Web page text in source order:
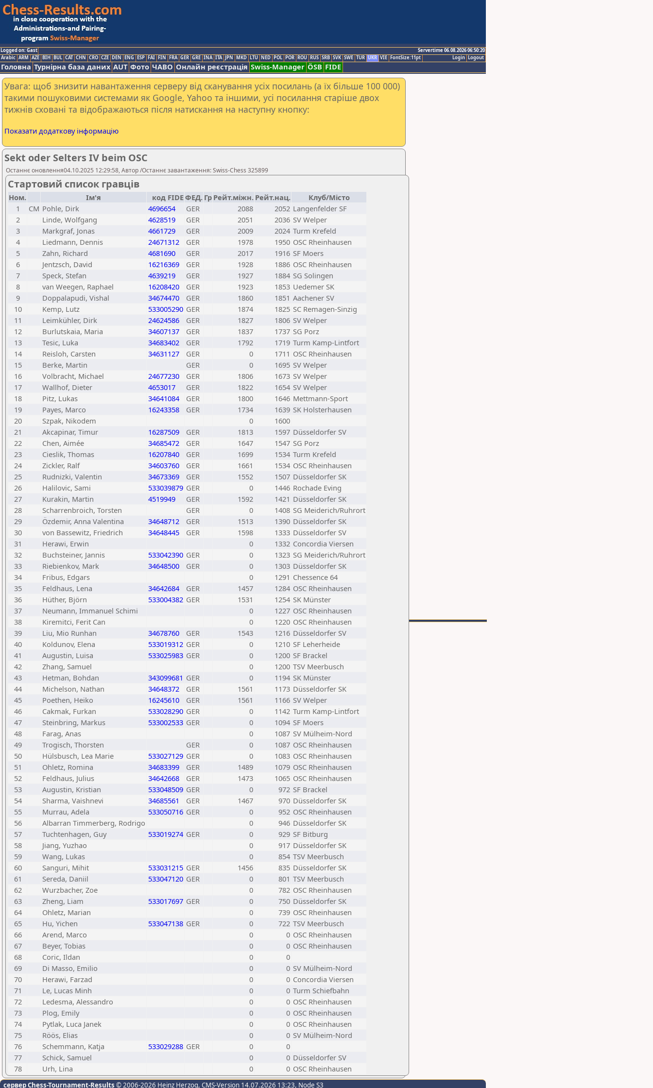
Logged on: Gast
Servertime 06.08.2026 06:50:20
Logout
Login
Arabic ARM AZE BIH BUL CAT CHN CRO CZE DEN ENG ESP FAI FIN FRA GER GRE INA ITA JPN MKD LTU NED POL POR ROU RUS SRB SVK SWE TUR UKR VIE FontSize:11pt
Головна Турнірна база даних AUT Фото ЧАВО Онлайн реєстрація Swiss-Manager ÖSB FIDE
Увага: щоб знизити навантаження серверу від сканування усіх посилань (а їх більше 100 000)
такими пошуковими системами як Google, Yahoo та іншими, усі посилання старіше двох
тижнів сховані та відображаються після натискання на наступну кнопку:
Показати додаткову інформацію
Sekt oder Selters IV beim OSC
Останнє оновлення04.10.2025 12:29:58, Автор /Останнє завантаження: Swiss-Chess 325899
Стартовий список гравців
Ном. Ім'я код FIDEФЕД. Гр Рейт.міжн. Рейт.нац.
Клуб/Місто
1
CM Pohle, Dirk 4696654 GER 2088 2052 Langenfelder SF
2
Linde, Wolfgang 4628519 GER 2051 2036 SV Welper
3
Markgraf, Jonas 4661729 GER 2009 2024 Turm Krefeld
4
Liedmann, Dennis 24671312 GER 1978 1950 OSC Rheinhausen
5
Zahn, Richard 4681690 GER 2017 1916 SF Moers
6
Jentzsch, David 16216369 GER 1928 1886 OSC Rheinhausen
7
Speck, Stefan 4639219 GER 1927 1884 SG Solingen
8
van Weegen, Raphael 16208420 GER 1923 1853 Uedemer SK
9
Doppalapudi, Vishal 34674470 GER 1860 1851 Aachener SV
10
Kemp, Lutz 533005290 GER 1874 1825 SC Remagen-Sinzig
11
Leimkühler, Dirk 24624586 GER 1827 1806 SV Welper
12
Burlutskaia, Maria 34607137 GER 1837 1737 SG Porz
13
Tesic, Luka 34683402 GER 1792 1719 Turm Kamp-Lintfort
14
Reisloh, Carsten 34631127 GER 0 1711 OSC Rheinhausen
15
Berke, Martin GER 0 1695 SV Welper
16
Volbracht, Michael 24677230 GER 1806 1673 SV Welper
17
Wallhof, Dieter 4653017 GER 1822 1654 SV Welper
18
Pitz, Lukas 34641084 GER 1800 1646 Mettmann-Sport
19
Payes, Marco 16243358 GER 1734 1639 SK Holsterhausen
20
Szpak, Nikodem 0
1600
21
Akcapinar, Timur 16287509 GER 1813 1597 Düsseldorfer SV
22
Chen, Aimée 34685472 GER 1647 1547 SG Porz
23
Cieslik, Thomas 16207840 GER 1699 1534 Turm Krefeld
24
Zickler, Ralf 34603760 GER 1661 1534 OSC Rheinhausen
25
Rudnizki, Valentin 34673369 GER 1552 1507 Düsseldorfer SK
26
Halilovic, Sami 533039879 GER 0 1446 Rochade Eving
27
Kurakin, Martin 4519949 GER 1592 1421 Düsseldorfer SK
28
Scharrenbroich, Torsten GER 0 1408 SG Meiderich/Ruhrort
29
Özdemir, Anna Valentina 34648712 GER 1513 1390 Düsseldorfer SK
30
von Bassewitz, Friedrich 34648445 GER 1598 1333 Düsseldorfer SV
31
Herawi, Erwin 0 1332 Concordia Viersen
32
Buchsteiner, Jannis 533042390 GER 0 1323 SG Meiderich/Ruhrort
33
Riebienkov, Mark 34648500 GER 0 1303 Düsseldorfer SK
34
Fribus, Edgars 0 1291 Chessence 64
35
Feldhaus, Lena 34642684 GER 1457 1284 OSC Rheinhausen
36
Hüther, Björn 533004382 GER 1531 1254 SK Münster
37
Neumann, Immanuel Schimi 0 1227 OSC Rheinhausen
38
Kiremitci, Ferit Can 0 1220 OSC Rheinhausen
39
Liu, Mio Runhan 34678760 GER 1543 1216 Düsseldorfer SV
40
Koldunov, Elena 533019312 GER 0 1210 SF Leherheide
41
Augustin, Luisa 533025983 GER 0 1200 SF Brackel
42
Zhang, Samuel 0 1200 TSV Meerbusch
43
Hetman, Bohdan 343099681 GER 0 1194 SK Münster
44
Michelson, Nathan 34648372 GER 1561 1173 Düsseldorfer SK
45
Poethen, Heiko 16245610 GER 1561 1166 SV Welper
46
Cakmak, Furkan 533028290 GER 0 1142 Turm Kamp-Lintfort
47
Steinbring, Markus 533002533 GER 0 1094 SF Moers
48
Farag, Anas 0 1087 SV Mülheim-Nord
49
Trogisch, Thorsten GER 0 1087 OSC Rheinhausen
50
Hülsbusch, Lea Marie 533027129 GER 0 1083 OSC Rheinhausen
51
Ohletz, Romina 34683399 GER 1489 1079 OSC Rheinhausen
52
Feldhaus, Julius 34642668 GER 1473 1065 OSC Rheinhausen
53
Augustin, Kristian 533048509 GER 0 972 SF Brackel
54
Sharma, Vaishnevi 34685561 GER 1467 970 Düsseldorfer SK
55
Murrau, Adela 533050716 GER 0 952 OSC Rheinhausen
56
Albarran Timmerberg, Rodrigo 0 946 Düsseldorfer SK
57
Tuchtenhagen, Guy 533019274 GER 0 929 SF Bitburg
58
Jiang, Yuzhao 0 917 Düsseldorfer SK
59
Wang, Lukas 0 854 TSV Meerbusch
60
Sanguri, Mihit 533031215 GER 1456 835 Düsseldorfer SK
61
Sereda, Daniil 533047120 GER 0 801 TSV Meerbusch
62
Wurzbacher, Zoe 0 782 OSC Rheinhausen
63
Zheng, Liam 533017697 GER 0 750 Düsseldorfer SK
64
Ohletz, Marian 0 739 OSC Rheinhausen
65
Hu, Yichen 533047138 GER 0 722 TSV Meerbusch
66
Arend, Marco 0 0 OSC Rheinhausen
67
Beyer, Tobias 0 0 OSC Rheinhausen
68
Coric, Ildan 0
0
69
Di Masso, Emilio 0 0 SV Mülheim-Nord
70
Herawi, Farzad 0 0 Concordia Viersen
71
Le, Lucas Minh 0 0 Turm Schiefbahn
72
Ledesma, Alessandro 0 0 OSC Rheinhausen
73
Plog, Emily 0 0 OSC Rheinhausen
74
Pytlak, Luca Janek 0 0 OSC Rheinhausen
75
Röös, Elias 0 0 SV Mülheim-Nord
76
Schemmann, Katja 533029288 GER 0
0
77
Schick, Samuel 0 0 Düsseldorfer SV
78
Urh, Lina 0 0 OSC Rheinhausen
сервер Chess-Tournament-Results © 2006-2026 Heinz Herzog, CMS-Version 14.07.2026 13:23, Node S3